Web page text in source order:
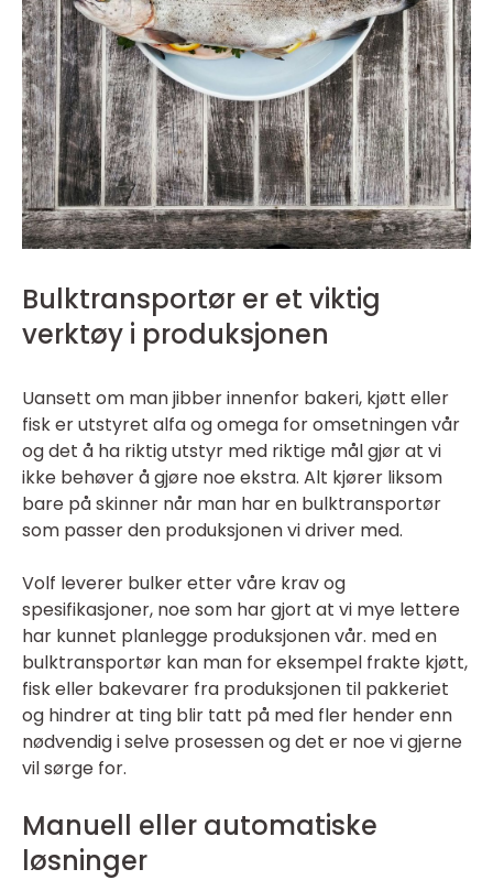
Bulktransportør er et viktig
verktøy i produksjonen
Uansett om man jibber innenfor bakeri, kjøtt eller
fisk er utstyret alfa og omega for omsetningen vår
og det å ha riktig utstyr med riktige mål gjør at vi
ikke behøver å gjøre noe ekstra. Alt kjører liksom
bare på skinner når man har en bulktransportør
som passer den produksjonen vi driver med.
Volf leverer bulker etter våre krav og
spesifikasjoner, noe som har gjort at vi mye lettere
har kunnet planlegge produksjonen vår. med en
bulktransportør kan man for eksempel frakte kjøtt,
fisk eller bakevarer fra produksjonen til pakkeriet
og hindrer at ting blir tatt på med fler hender enn
nødvendig i selve prosessen og det er noe vi gjerne
vil sørge for.
Manuell eller automatiske
løsninger